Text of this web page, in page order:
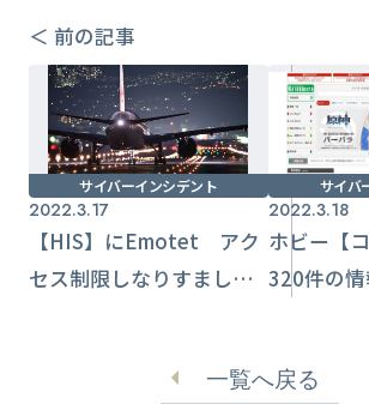
＜ 前の記事
サイバーインシデント
2022.3.17
【HIS】にEmotet アク
セス制限しなりすまし
サイバ
2022.3.18
ホビー【
320件の
一覧へ戻る